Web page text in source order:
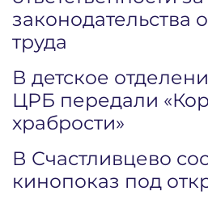
законодательства
труда
В детское
ЦРБ передали
храбрости»
В Счастливцево
кинопоказ под